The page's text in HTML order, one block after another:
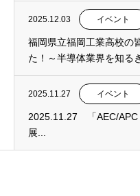
2025.12.03 イベント
福岡県立福岡工業高校の
た！～半導体業界を知る
2025.11.27 イベント
2025.11.27 「AEC/APC
展...